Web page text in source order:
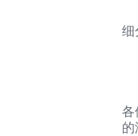
细
各
的